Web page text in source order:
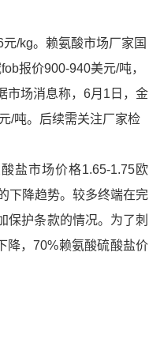
/kg。赖氨酸市场厂家国
报价900-940美元/吨，
市场消息称，6月1日，金
/吨。后续需关注厂家检
盐市场价格1.65-1.75欧
下降趋势。较多终端在完
保护条款的情况。为了刺
降，70%赖氨酸硫酸盐价